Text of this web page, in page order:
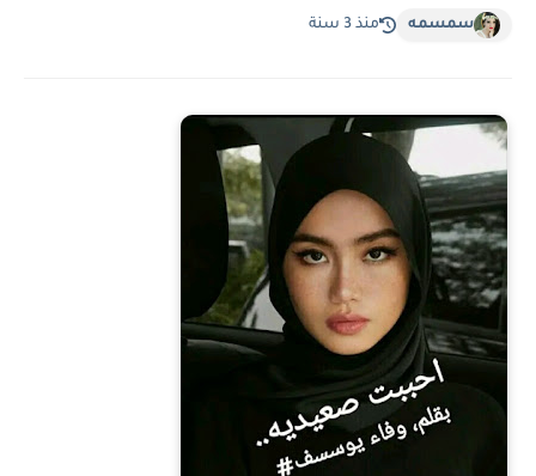
سمسمه منذ 3 سنة